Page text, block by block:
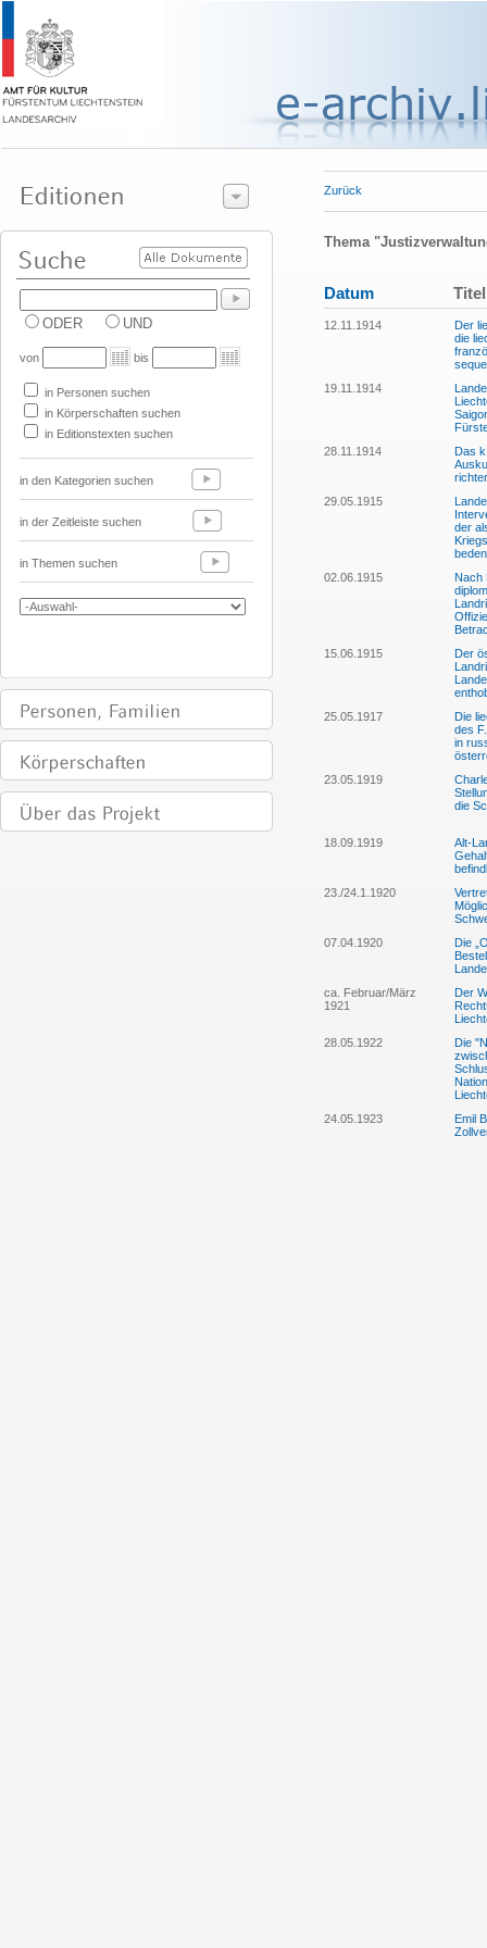
ODER UND
von bis
in Personen suchen
in Körperschaften suchen
in Editionstexten suchen
in den Kategorien suchen
in der Zeitleiste suchen
in Themen suchen
Zurück
Thema
Datum Titel
12.11.1914
Der
die
19.11.1914
28.11.1914
Das
29.05.1915
der
02.06.1915
Nach
15.06.1915
Der
25.05.1917
Die
des
in
23.05.1919
die
18.09.1919
Alt-
23./24.1.1920
07.04.1920
Die
ca. Februar/März
1921
Der
28.05.1922
Die
24.05.1923
Emil